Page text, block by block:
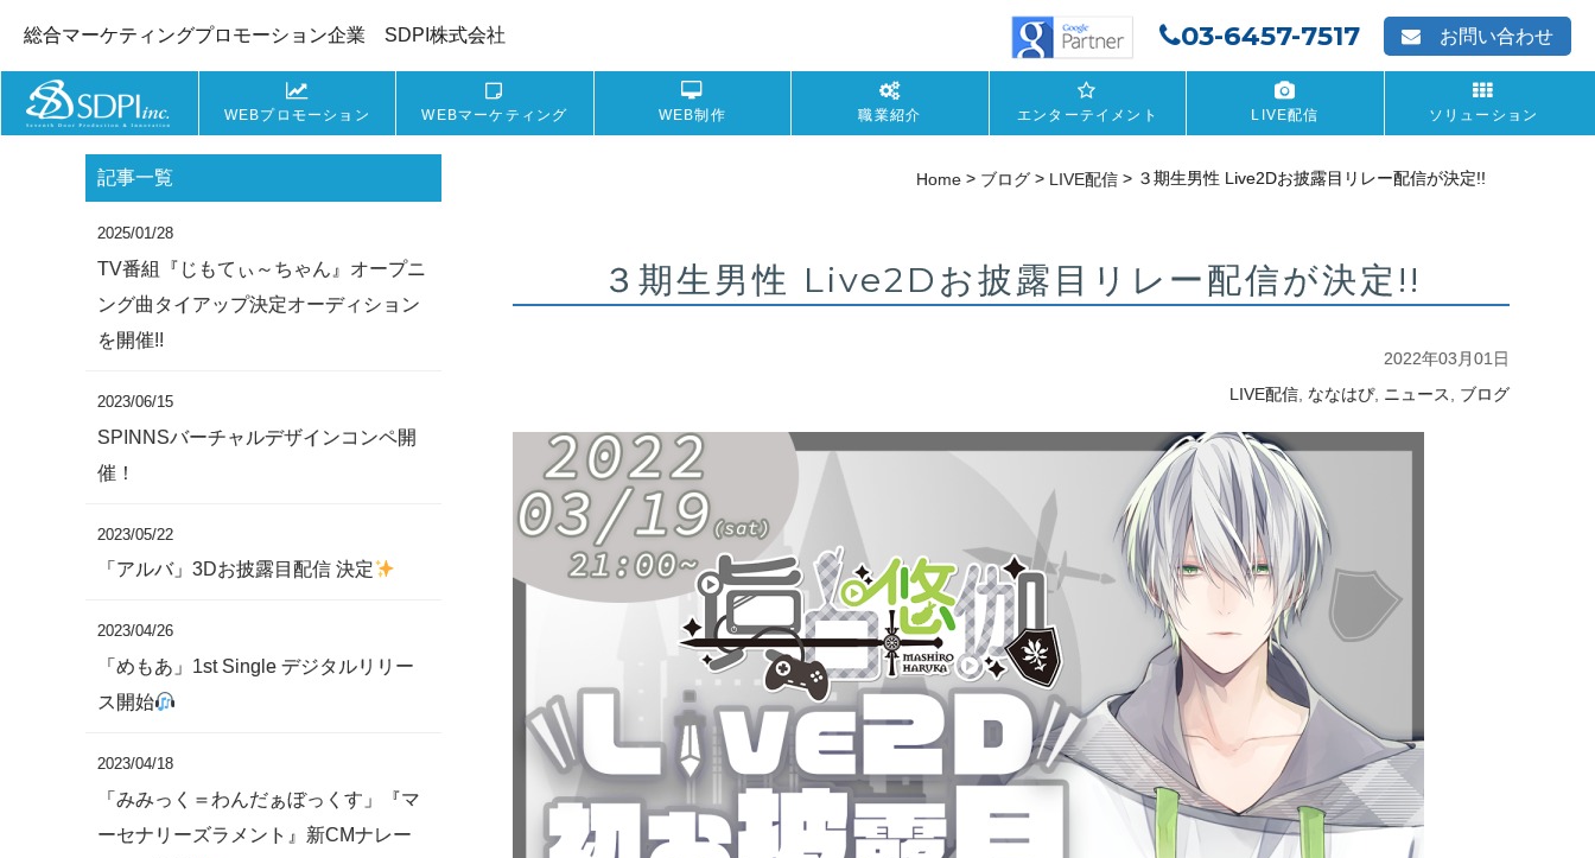
総合マーケティングプロモーション企業 SDPI株式会社 お問い合わせ
03-6457-7517
WEBプロモーション WEBマーケティング WEB制作 職業紹介 エンターテイメント LIVE配信 ソリューション
Home > ブログ> LIVE配信 > ３期生男性 Live2Dお披露目リレー配信が決定!!
３期生男性 Live2Dお披露目リレー配信が決定!!
2022年03月01日
LIVE配信, ななはぴ, ニュース , ブログ
記事一覧
2025/01/28
TV番組『じもてぃ～ちゃん』オープニ
ング曲タイアップ決定オーディション
を開催!!
2023/06/15
SPINNSバーチャルデザインコンペ開
催！
2023/05/22
「アルバ」3Dお披露目配信 決定
2023/04/26
「めもあ」1st Single デジタルリリー
ス開始
2023/04/18
「みみっく＝わんだぁぼっくす」『マ
ーセナリーズラメント』新CMナレー